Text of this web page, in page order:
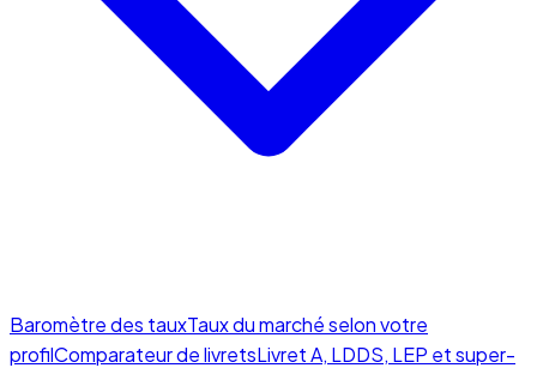
Baromètre des tauxTaux du marché selon votre
profilComparateur de livretsLivret A, LDDS, LEP et super-